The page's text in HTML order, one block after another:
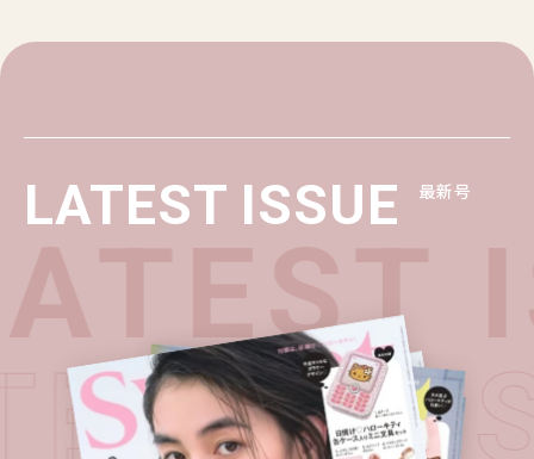
LATEST ISSUE 最新号